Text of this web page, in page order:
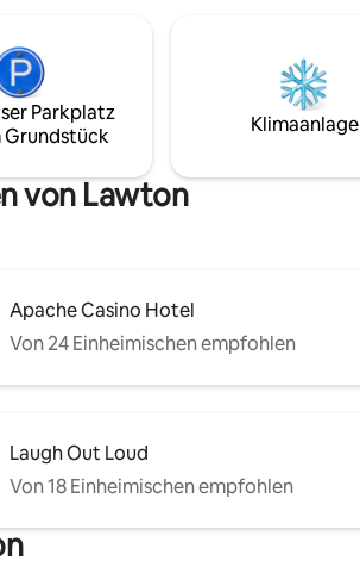
Parkplatz
Grundstück
Klimaanlage
von Lawton
Apache Casino Hotel
Von 24 Einheimischen empfohlen
Laugh Out Loud
Von 18 Einheimischen empfohlen